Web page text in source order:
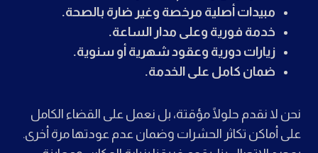
مبيدات أصلية مرخصة وغير ضارة بالصحة.
خدمة فورية وعلى مدار الساعة.
زيارات دورية وعقود شهرية أو سنوية.
ضمان كامل على الخدمة.
نحن لا نقدم حلولًا مؤقتة، بل نعمل على القضاء الكامل
على أماكن تكاثر الحشرات وضمان عدم عودتها مرة أخرى.